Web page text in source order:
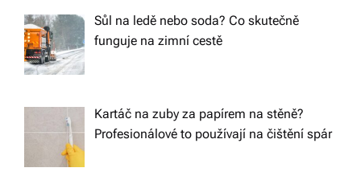
Sůl na ledě nebo soda? Co skutečně
funguje na zimní cestě
Kartáč na zuby za papírem na stěně?
Profesionálové to používají na čištění spár